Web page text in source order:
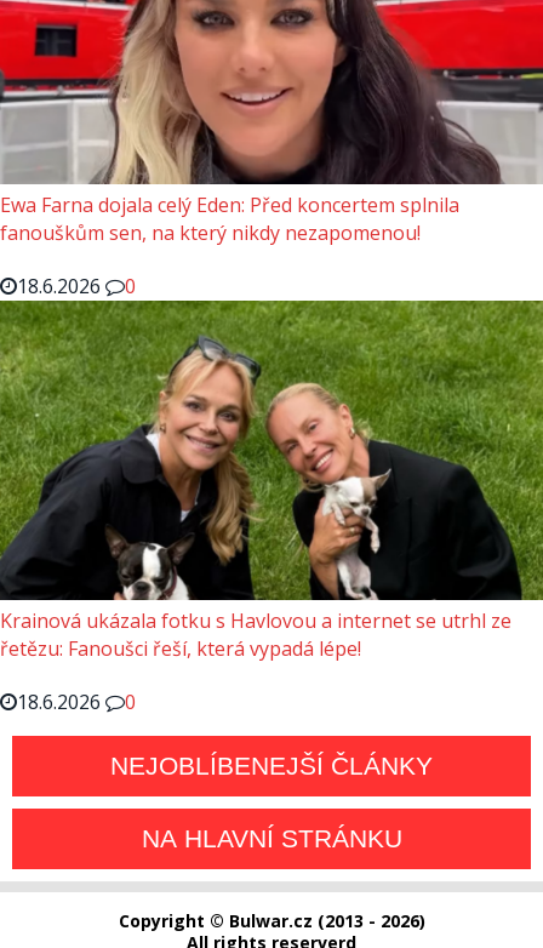
Ewa Farna dojala celý Eden: Před koncertem splnila
fanouškům sen, na který nikdy nezapomenou!
18.6.2026
0
Krainová ukázala fotku s Havlovou a internet se utrhl ze
řetězu: Fanoušci řeší, která vypadá lépe!
18.6.2026
0
NEJOBLÍBENEJŠÍ ČLÁNKY
NA HLAVNÍ STRÁNKU
Copyright © Bulwar.cz (2013 - 2026)
All rights reserverd